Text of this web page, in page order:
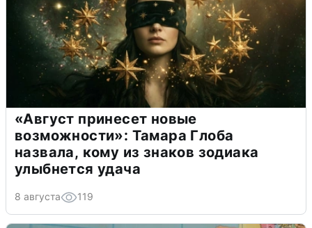
«Август принесет новые
возможности»: Тамара Глоба
назвала, кому из знаков зодиака
улыбнется удача
8 августа 119